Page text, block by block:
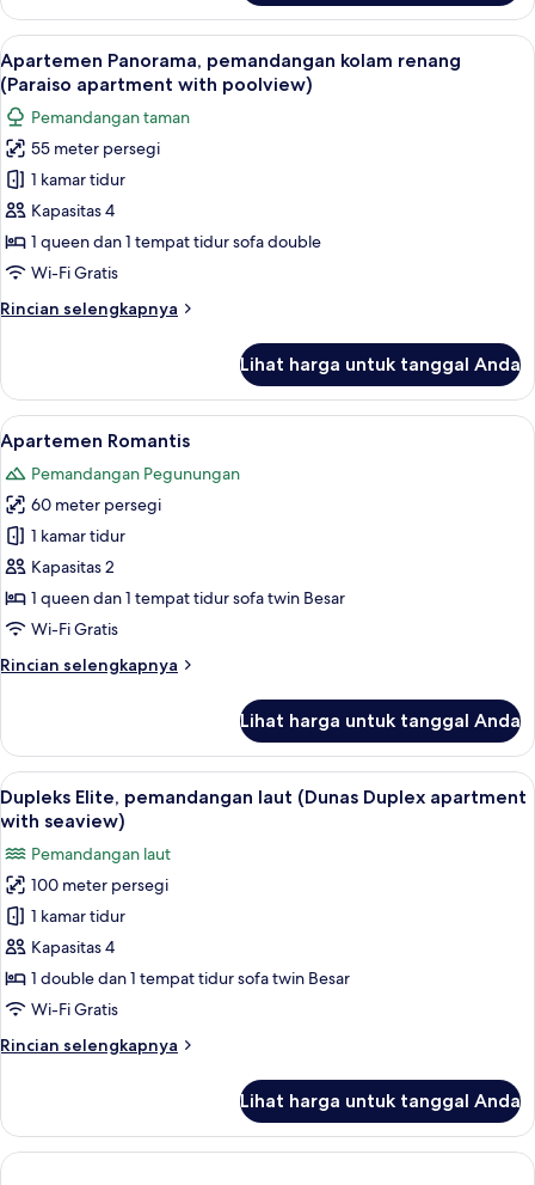
Apartemen
Klub,
teras
(Oasis
apartment
with
terrace)
Lihat
semua
foto
untuk
Apartemen
Panorama,
pemandangan
kolam
renang
apartment
Apartemen Panorama,
20
Apartemen Panorama, pemandangan kolam renang
(Paraiso apartment with poolview)
Pemandangan taman
55 meter persegi
1 kamar tidur
Kapasitas 4
1 queen dan 1 tempat tidur sofa double
Wi-Fi Gratis
Rincian selengkapnya
Rincian
Apartemen
Panorama,
pemandangan
kolam
renang
(Paraiso
apartment
with
poolview)
Lihat harga untuk tanggal Anda
Lihat
semua
foto
untuk
Apartemen
Romantis
Apartemen Romantis |
1
Apartemen Romantis
Pemandangan Pegunungan
60 meter persegi
1 kamar tidur
Kapasitas 2
1 queen dan 1 tempat tidur sofa twin Besar
Wi-Fi Gratis
Rincian selengkapnya
Rincian
Apartemen
Romantis
Lihat harga untuk tanggal Anda
Lihat
semua
untuk
Dupleks
Elite,
pemandangan
laut
(Dunas
apartment
20
Dupleks Elite, pemandangan laut (Dunas Duplex apartment
with seaview)
Pemandangan laut
100 meter persegi
1 kamar tidur
Kapasitas 4
1 double dan 1 tempat tidur sofa twin Besar
Wi-Fi Gratis
Rincian selengkapnya
Rincian
Dupleks
Elite,
pemandangan
Lihat harga untuk tanggal Anda